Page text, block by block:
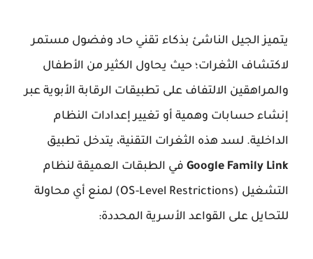
يتميز الجيل الناشئ بذكاء تقني حاد وفضول مستمر
لاكتشاف الثغرات؛ حيث يحاول الكثير من الأطفال
والمراهقين الالتفاف على تطبيقات الرقابة الأبوية عبر
إنشاء حسابات وهمية أو تغيير إعدادات النظام
الداخلية. لسد هذه الثغرات التقنية، يتدخل تطبيق
Google Family Link في الطبقات العميقة لنظام
التشغيل (OS-Level Restrictions) لمنع أي محاولة
للتحايل على القواعد الأسرية المحددة: